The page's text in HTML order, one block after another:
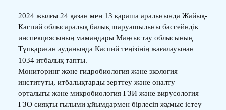
2024 жылғы 24 қазан мен 13 қараша аралығында Жайық-
Каспий облысаралық балық шаруашылығы бассейндік
инспекциясының мамандары Маңғыстау облысының
Түпқараған ауданында Каспий теңізінің жағалауынан
1034 итбалық тапты.
Мониторинг және гидробиология және экология
институты, итбалықтарды зерттеу және оңалту
орталығы және микробиология ҒЗИ және вирусология
ҒЗО сияқты ғылыми ұйымдармен бірлесіп жұмыс істеу